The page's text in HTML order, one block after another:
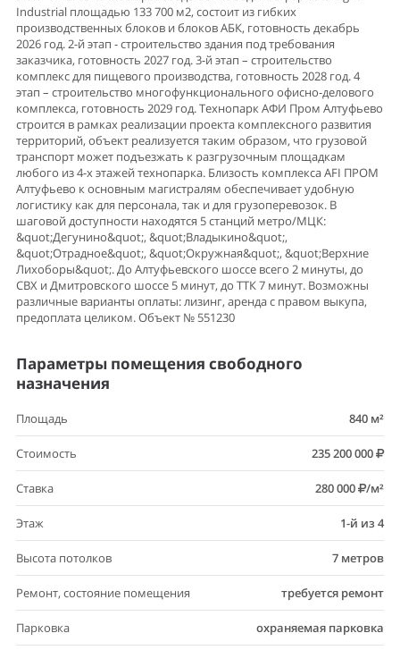
Industrial площадью 133 700 м2, состоит из гибких
производственных блоков и блоков АБК, готовность декабрь
2026 год. 2-й этап - строительство здания под требования
заказчика, готовность 2027 год. 3-й этап – строительство
комплекс для пищевого производства, готовность 2028 год. 4
этап – строительство многофункционального офисно-делового
комплекса, готовность 2029 год. Технопарк АФИ Пром Алтуфьево
строится в рамках реализации проекта комплексного развития
территорий, объект реализуется таким образом, что грузовой
транспорт может подъезжать к разгрузочным площадкам
любого из 4-х этажей технопарка. Близость комплекса AFI ПРОМ
Алтуфьево к основным магистралям обеспечивает удобную
логистику как для персонала, так и для грузоперевозок. В
шаговой доступности находятся 5 станций метро/МЦК:
&quot;Дегунино&quot;, &quot;Владыкино&quot;,
&quot;Отрадное&quot;, &quot;Окружная&quot;, &quot;Верхние
Лихоборы&quot;. До Алтуфьевского шоссе всего 2 минуты, до
СВХ и Дмитровского шоссе 5 минут, до ТТК 7 минут. Возможны
различные варианты оплаты: лизинг, аренда с правом выкупа,
предоплата целиком. Объект № 551230
Параметры помещения свободного
назначения
Площадь 840 м²
Стоимость 235 200 000
Ставка 280 000 /м²
Этаж 1-й из 4
Высота потолков 7 метров
Ремонт, состояние помещения требуется ремонт
Парковка охраняемая парковка